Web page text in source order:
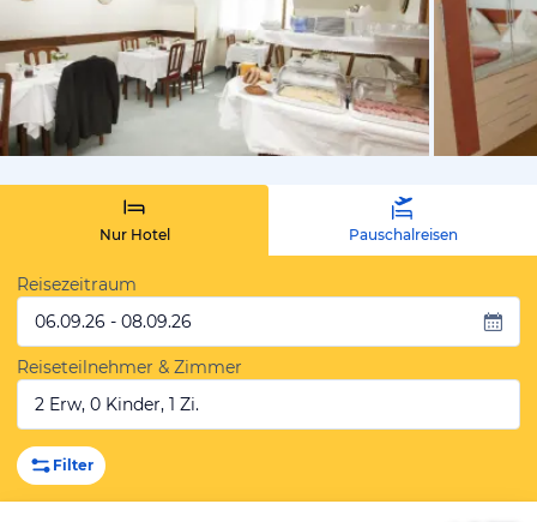
vom
Nur Hotel Pauschalreisen
Reisezeitraum
06.09.26 - 08.09.26
Reiseteilnehmer & Zimmer
2 Erw, 0 Kinder, 1 Zi.
Filter